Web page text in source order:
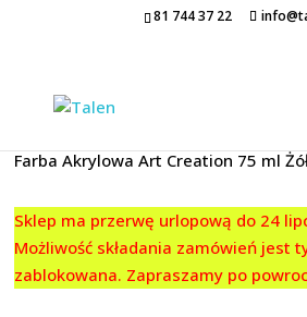
81 744 37 22
Farba Akrylowa Art Creation 75 ml
Sklep ma przerwę urlopową do 24
Możliwość składania zamówień jest
zablokowana. Zapraszamy po